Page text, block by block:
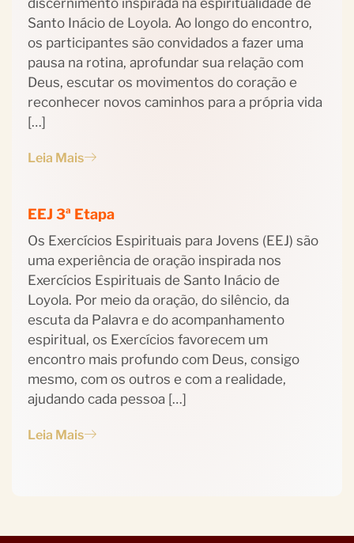
Santo Inácio de Loyola. Ao longo do encontro,
os participantes são convidados a fazer uma
pausa na rotina, aprofundar sua relação com
Deus, escutar os movimentos do coração e
reconhecer novos caminhos para a própria vida
[…]
Leia Mais
EEJ 3ª Etapa
Os Exercícios Espirituais para Jovens (EEJ) são
uma experiência de oração inspirada nos
Exercícios Espirituais de Santo Inácio de
Loyola. Por meio da oração, do silêncio, da
escuta da Palavra e do acompanhamento
espiritual, os Exercícios favorecem um
encontro mais profundo com Deus, consigo
mesmo, com os outros e com a realidade,
ajudando cada pessoa […]
Leia Mais